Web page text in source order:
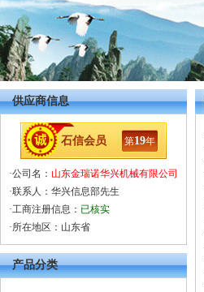
供应商信息
石信会员 第19年
·公司名： 山东金瑞诺华兴机械有限公司
·联系人：华兴信息部先生
·工商注册信息： 已核实
·所在地区：山东省
产品分类